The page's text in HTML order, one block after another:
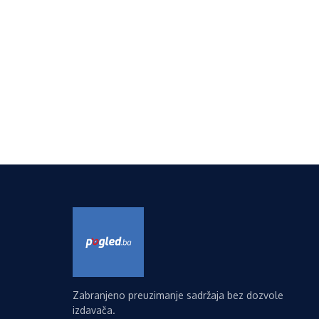
Zabranjeno preuzimanje sadržaja bez dozvole
izdavača.